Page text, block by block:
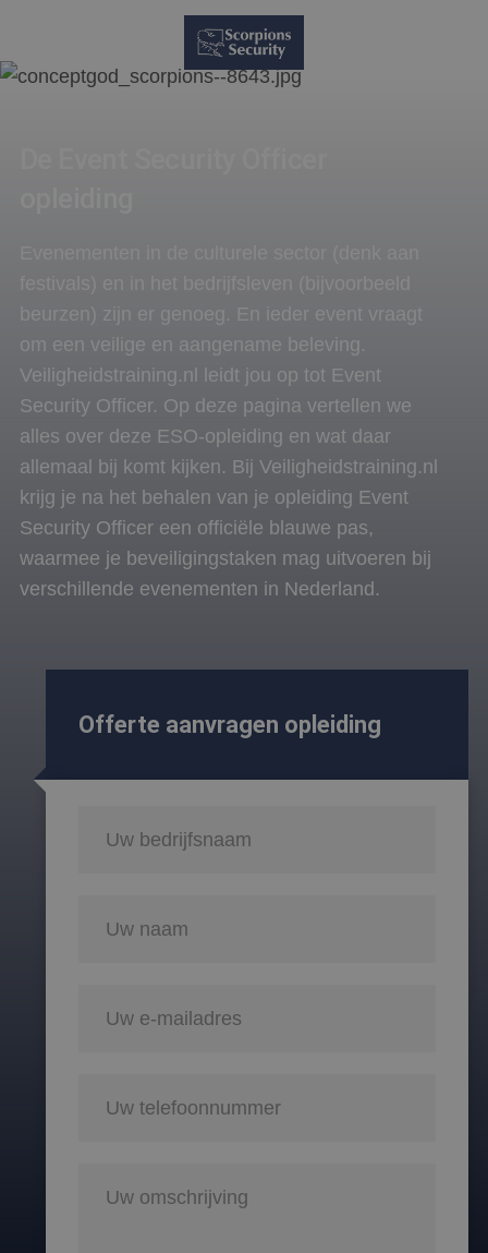
beurzen) zijn er genoeg. En ieder event vraagt
om een veilige en aangename beleving.
Veiligheidstraining.nl leidt jou op tot Event
Security Officer. Op deze pagina vertellen we
alles over deze ESO-opleiding en wat daar
allemaal bij komt kijken. Bij Veiligheidstraining.nl
krijg je na het behalen van je opleiding Event
Security Officer een officiële blauwe pas,
waarmee je beveiligingstaken mag uitvoeren bij
verschillende evenementen in Nederland.
Offerte aanvragen opleiding